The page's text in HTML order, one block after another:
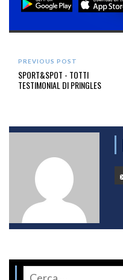
PREVIOUS POST
SPORT&SPOT - TOTTI
TESTIMONIAL DI PRINGLES